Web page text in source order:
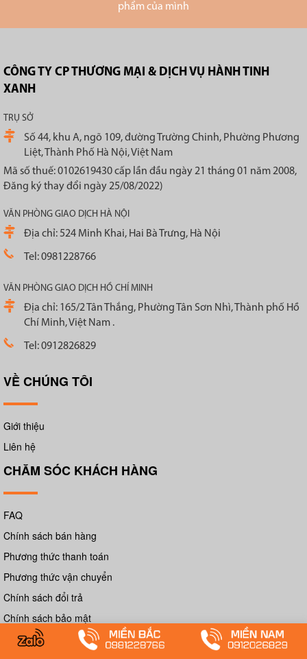
phẩm của mình
CÔNG TY CP THƯƠNG MẠI & DỊCH VỤ HÀNH TINH
XANH
TRỤ SỞ
Số 44, khu A, ngõ 109, đường Trường Chinh, Phường Phương
Liệt, Thành Phố Hà Nội, Việt Nam
Mã số thuế: 0102619430 cấp lần đầu ngày 21 tháng 01 năm 2008,
Đăng ký thay đổi ngày 25/08/2022)
VĂN PHÒNG GIAO DỊCH HÀ NỘI
Địa chỉ: 524 Minh Khai, Hai Bà Trưng, Hà Nội
Tel: 0981228766
VĂN PHÒNG GIAO DỊCH HỒ CHÍ MINH
Địa chỉ: 165/2 Tân Thắng, Phường Tân Sơn Nhì, Thành phố Hồ
Chí Minh, Việt Nam .
Tel: 0912826829
VỀ CHÚNG TÔI
Giới thiệu
Liên hệ
CHĂM SÓC KHÁCH HÀNG
FAQ
Chính sách bán hàng
Phương thức thanh toán
Phương thức vận chuyển
Chính sách đổi trả
Chính sách bảo mật
Chính sách bảo hành